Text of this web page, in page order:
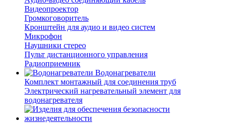
Видеопроектор
Громкоговоритель
Кронштейн для аудио и видео систем
Микрофон
Наушники стерео
Пульт дистанционного управления
Радиоприемник
Водонагреватели
Комплект монтажный для соединения труб
Электрический нагревательный элемент для
водонагревателя